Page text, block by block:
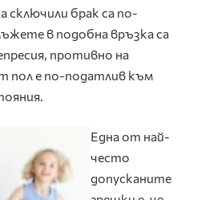
сключили брак са по-
в подобна връзка са
противно на
пол е по-податлив към
Една от най-
често
допусканите